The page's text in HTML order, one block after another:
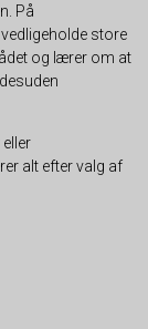
På
store
og lærer om at
alt efter valg af